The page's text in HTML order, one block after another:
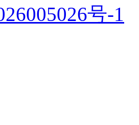
号-1